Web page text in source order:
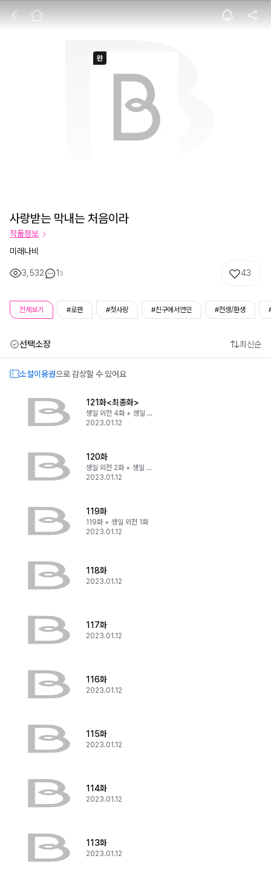
사랑받는 막내는
사랑받는 막내는 처음이라
작품정보
미래나비
3,532 1 43
전체보기 #로판 #첫사랑 #친구에서연인 #전생/환생
선택소장 최신순
소설이용권으로 감상할 수 있어요
121화<최종화>
생일 외전 4화 + 생일 외전 5화
2023.01.12
120화
생일 외전 2화 + 생일 외전 3화
2023.01.12
119화
119화 + 생일 외전 1화
2023.01.12
118화
2023.01.12
117화
2023.01.12
116화
2023.01.12
115화
2023.01.12
114화
2023.01.12
113화
2023.01.12